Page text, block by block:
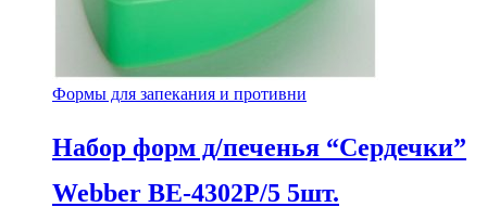
Формы для запекания и противни
Набор форм д/печенья “Сердечки”
Webber BE-4302P/5 5шт.